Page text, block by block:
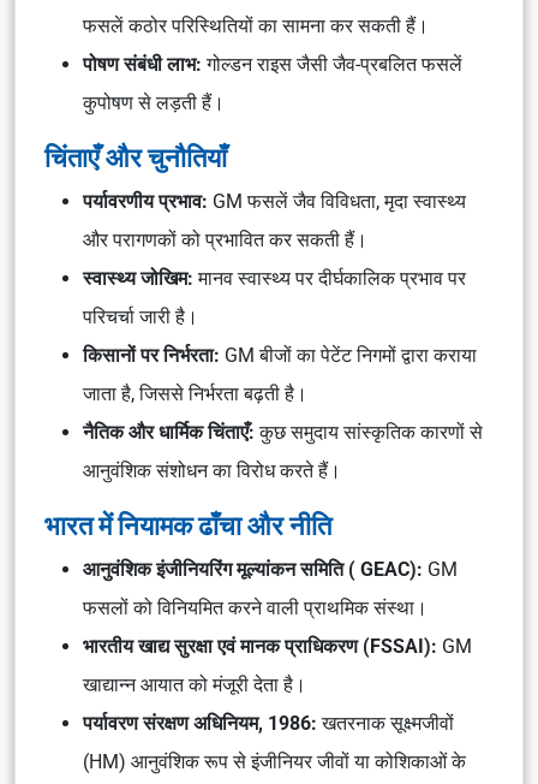
फसलें कठोर परिस्थितियों का सामना कर सकती हैं।
पोषण संबंधी लाभ:गोल्डन राइस जैसी जैव-प्रबलित फसलें
कुपोषण से लड़ती हैं।
चिंताएँ और चुनौतियाँ
पर्यावरणीय प्रभाव: GM फसलें जैव विविधता, मृदा स्वास्थ्य
और परागणकों को प्रभावित कर सकती हैं।
स्वास्थ्य जोखिम:मानव स्वास्थ्य पर दीर्घकालिक प्रभाव पर
परिचर्चा जारी है।
किसानों पर निर्भरता: GM बीजों का पेटेंट निगमों द्वारा कराया
जाता है, जिससे निर्भरता बढ़ती है।
नैतिक और धार्मिक चिंताएँ:कुछ समुदाय सांस्कृतिक कारणों से
आनुवंशिक संशोधन का विरोध करते हैं।
भारत में नियामक ढाँचा और नीति
आनुवंशिक इंजीनियरिंग मूल्यांकन समिति ( GEAC): GM
फसलों को विनियमित करने वाली प्राथमिक संस्था।
भारतीय खाद्य सुरक्षा एवं मानक प्राधिकरण (FSSAI): GM
खाद्यान्न आयात को मंजूरी देता है।
पर्यावरण संरक्षण अधिनियम, 1986:खतरनाक सूक्ष्मजीवों
(HM) आनुवंशिक रूप से इंजीनियर जीवों या कोशिकाओं के